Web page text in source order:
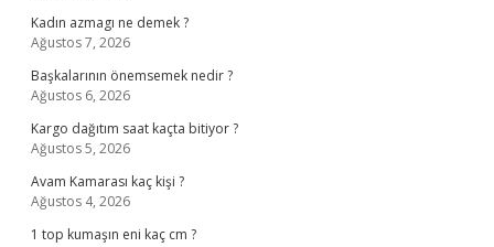
Kadın azmagı ne demek ?
Ağustos 7, 2026
Başkalarının önemsemek nedir ?
Ağustos 6, 2026
Kargo dağıtım saat kaçta bitiyor ?
Ağustos 5, 2026
Avam Kamarası kaç kişi ?
Ağustos 4, 2026
1 top kumaşın eni kaç cm ?